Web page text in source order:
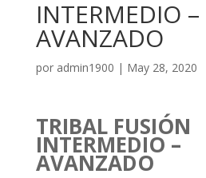
INTERMEDIO –
AVANZADO
por admin1900 | May 28, 2020
TRIBAL FUSIÓN
INTERMEDIO –
AVANZADO